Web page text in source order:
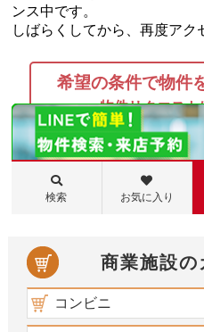
商業施設の
コンビニ